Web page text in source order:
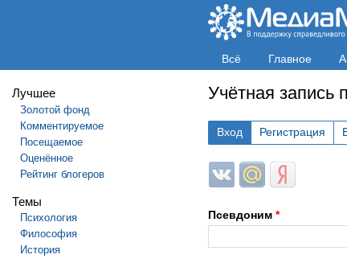
Всё Главное
Лучшее
Золотой фонд
Комментируемое
Посещаемое
Оценённое
Рейтинг блогеров
Темы
Психология
Философия
История
Учётная запись
Вход Регистрация
Login with ВКонтакте
Login with Mail.ru
Login with
Псевдоним *